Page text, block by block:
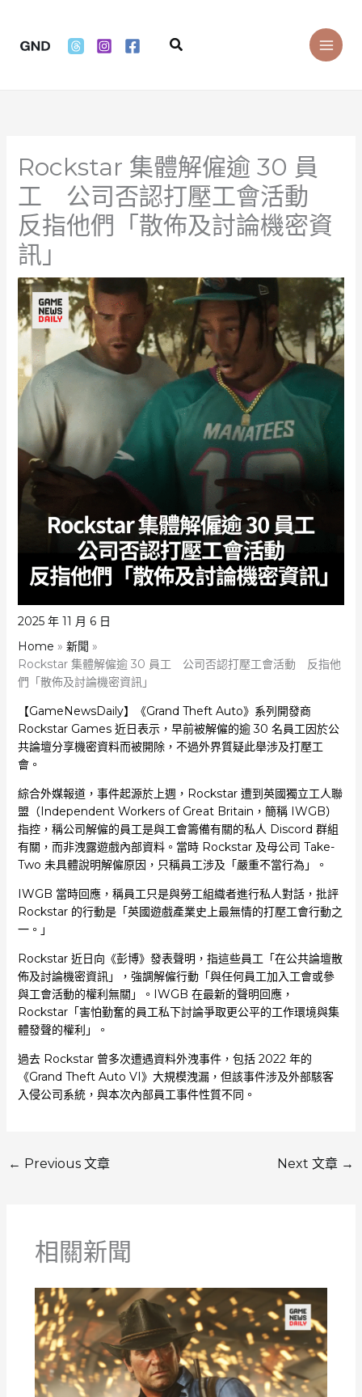
content
Search
Rockstar 集體解僱逾 30 員
工 公司否認打壓工會活動
反指他們「散佈及討論機密資
訊」
2025 年 11 月 6 日
Home
新聞
Rockstar 集體解僱逾 30 員工 公司否認打壓工會活動 反指他
們「散佈及討論機密資訊」
【GameNewsDaily】《Grand Theft Auto》系列開發商
Rockstar Games 近日表示，早前被解僱的逾 30 名員工因於公
共論壇分享機密資料而被開除，不過外界質疑此舉涉及打壓工
會。
綜合外媒報道，事件起源於上週，Rockstar 遭到英國獨立工人聯
盟（Independent Workers of Great Britain，簡稱 IWGB）
指控，稱公司解僱的員工是與工會籌備有關的私人 Discord 群組
有關，而非洩露遊戲內部資料。當時 Rockstar 及母公司 Take-
Two 未具體說明解僱原因，只稱員工涉及「嚴重不當行為」。
IWGB 當時回應，稱員工只是與勞工組織者進行私人對話，批評
Rockstar 的行動是「英國遊戲產業史上最無情的打壓工會行動之
一。」
Rockstar 近日向《彭博》發表聲明，指這些員工「在公共論壇散
佈及討論機密資訊」，強調解僱行動「與任何員工加入工會或參
與工會活動的權利無關」。IWGB 在最新的聲明回應，
Rockstar「害怕勤奮的員工私下討論爭取更公平的工作環境與集
體發聲的權利」。
過去 Rockstar 曾多次遭遇資料外洩事件，包括 2022 年的
《Grand Theft Auto VI》大規模洩漏，但該事件涉及外部駭客
入侵公司系統，與本次內部員工事件性質不同。
← Previous 文章 Next 文章 →
相關新聞